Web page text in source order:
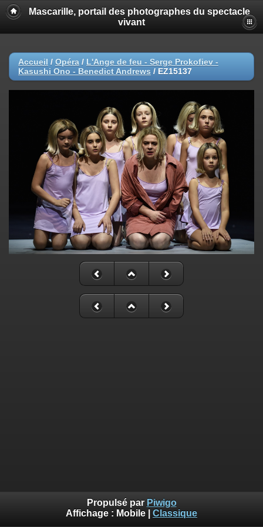
Mascarille, portail des photographes du spectacle
vivant
Accueil / Opéra / L'Ange de feu - Serge Prokofiev -
Kasushi Ono - Benedict Andrews / EZ15137
Propulsé par Piwigo
Affichage : Mobile Classique